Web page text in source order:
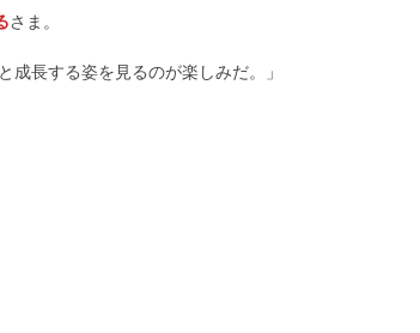
さま。
と成長する姿を見るのが楽しみだ。」